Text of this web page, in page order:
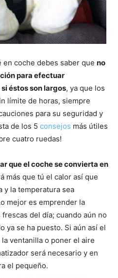
en coche debes saber que no
para efectuar
éstos son largos, ya que los
límite de horas, siempre
para su seguridad y
de los 5 consejos más útiles
cuatro ruedas!
que el coche se convierta en
más que tú el calor así que
y la temperatura sea
mejor es emprender la
frescas del día; cuando aún no
ya se ha puesto. Si aún así el
ventanilla o poner el aire
será necesario y en
el pequeño.